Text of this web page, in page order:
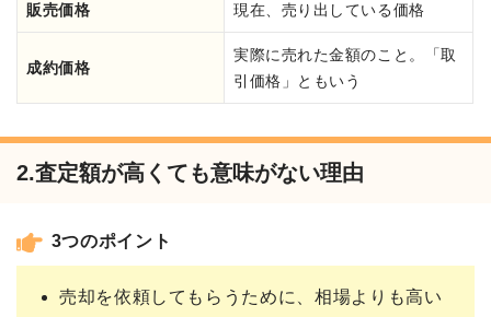
販売価格 現在、売り出している価格
成約価格
実際に売れた金額のこと。「取
引価格」ともいう
2.査定額が高くても意味がない理由
3つのポイント
売却を依頼してもらうために、相場よりも高い